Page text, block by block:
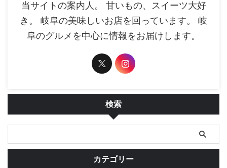
当サイトの案内人。 甘いもの、スイーツ大好
き。 岐阜の美味しいお店を回っています。 岐
阜のグルメを中心に情報をお届けします。
検索
カテゴリー